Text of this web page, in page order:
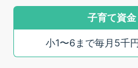
子育て資金
小1〜6まで毎月5千